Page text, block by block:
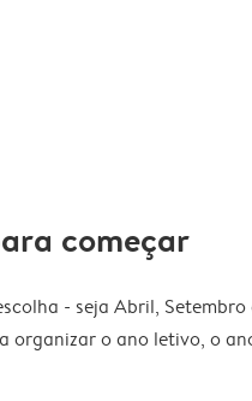
começar
- seja Abril, Setembro
organizar o ano letivo, o